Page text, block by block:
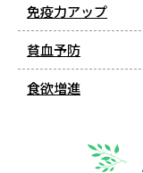
免疫力アップ
貧血予防
食欲増進